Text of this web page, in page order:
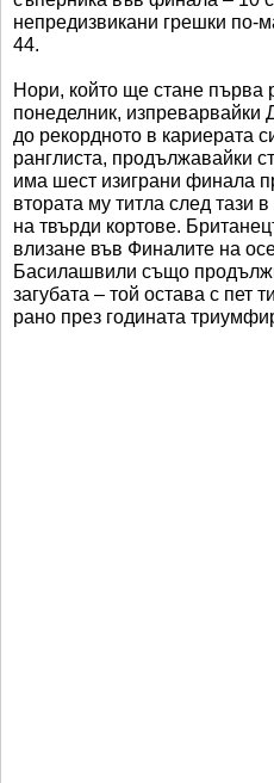
непредизвикани грешки по-
44.
Нори, който ще стане първа
понеделник, изпреварвайки
до рекордното в кариерата
ранглиста, продължавайки
има шест изиграни финала
втората му титла след тази
на твърди кортове.
влизане във Финалите на
Басилашвили също
загубата – той остава с пет
рано през годината